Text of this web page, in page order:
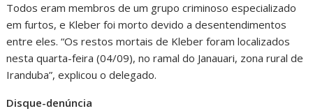
Todos eram membros de um grupo criminoso especializado
em furtos, e Kleber foi morto devido a desentendimentos
entre eles. “Os restos mortais de Kleber foram localizados
nesta quarta-feira (04/09), no ramal do Janauari, zona rural de
Iranduba”, explicou o delegado.
Disque-denúncia